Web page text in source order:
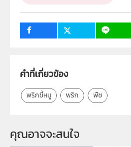
ระดับชั้น
ป.1, ป.2, ป.3, ป.4, ป.5, ป.6, ม.1, ม.2, ม
คำที่เกี่ยวข้อง
พริกขี้หนู พริก พืช
คุณอาจจะสนใจ